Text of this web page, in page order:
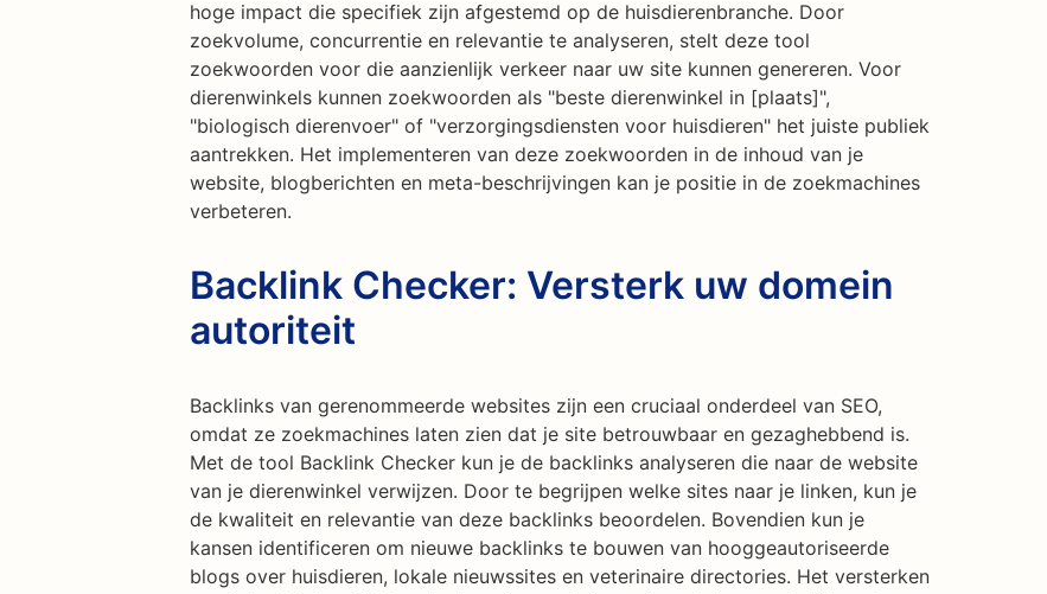
hoge impact die specifiek zijn afgestemd op de huisdierenbranche. Door
zoekvolume, concurrentie en relevantie te analyseren, stelt deze tool
zoekwoorden voor die aanzienlijk verkeer naar uw site kunnen genereren. Voor
dierenwinkels kunnen zoekwoorden als "beste dierenwinkel in [plaats]",
"biologisch dierenvoer" of "verzorgingsdiensten voor huisdieren" het juiste publiek
aantrekken. Het implementeren van deze zoekwoorden in de inhoud van je
website, blogberichten en meta-beschrijvingen kan je positie in de zoekmachines
verbeteren.
Backlink Checker: Versterk uw domein
autoriteit
Backlinks van gerenommeerde websites zijn een cruciaal onderdeel van SEO,
omdat ze zoekmachines laten zien dat je site betrouwbaar en gezaghebbend is.
Met de tool Backlink Checker kun je de backlinks analyseren die naar de website
van je dierenwinkel verwijzen. Door te begrijpen welke sites naar je linken, kun je
de kwaliteit en relevantie van deze backlinks beoordelen. Bovendien kun je
kansen identificeren om nieuwe backlinks te bouwen van hooggeautoriseerde
blogs over huisdieren, lokale nieuwssites en veterinaire directories. Het versterken